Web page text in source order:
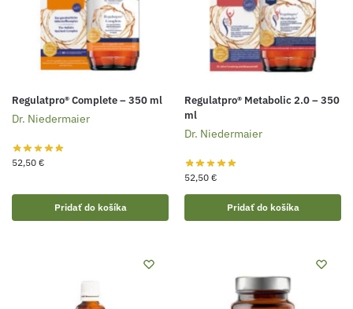
Regulatpro® Complete – 350 ml
Dr. Niedermaier
52,50 €
Pridať do košíka
Regulatpro® Metabolic 2.0 – 350
ml
Dr. Niedermaier
52,50 €
Pridať do košíka